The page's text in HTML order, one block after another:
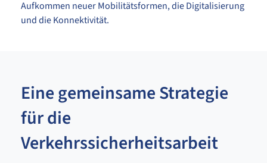
Aufkommen neuer Mobilitätsformen, die Digitalisierung
und die Konnektivität.
Eine gemeinsame Strategie
für die
Verkehrssicherheitsarbeit